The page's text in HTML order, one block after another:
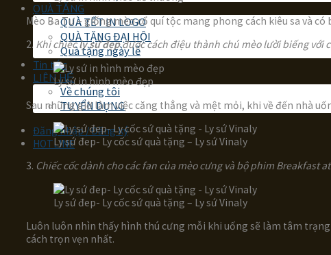
QUÀ TẶNG
QUÀ TẾT IN LOGO
QUÀ TẶNG ĐẠI HỘI
Quà tặng ngày lễ
Tin tức
LIÊN HỆ
Về chúng tôi
TUYỂN DỤNG
Đăng nhập / Đăng ký
HOTLINE
Mèo Ba Tư – giống mèo cổ quí tộc mang phong cách kiêu sa và
2. Khi chiếcly sứ đẹpđược cách điệu thành chú mèo lười biếng với
Ly sứ in hình mèo đẹp
Sau những giờ làm việc căng thẳng và mệt mỏi, khi về đến nhà
Ly sứ đep- Ly cốc sứ quà tặng – Ly sứ Vinaly
3. Chiếc cốc dành cho các fan của mèo cưng và bộ phim Breakfast at
Ly sứ đep- Ly cốc sứ quà tặng – Ly sứ Vinaly
Luôn luôn nhìn thấy hình thú cưng mỗi khi uống sẽ làm tâm
cách trọn vẹn nhất.